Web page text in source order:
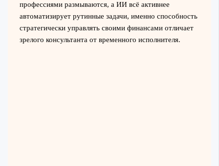
профессиями размываются, а ИИ всё активнее
автоматизирует рутинные задачи, именно способность
стратегически управлять своими финансами отличает
зрелого консультанта от временного исполнителя.